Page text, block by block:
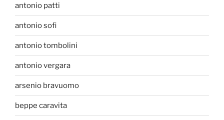
antonio patti
antonio sofi
antonio tombolini
antonio vergara
arsenio bravuomo
beppe caravita